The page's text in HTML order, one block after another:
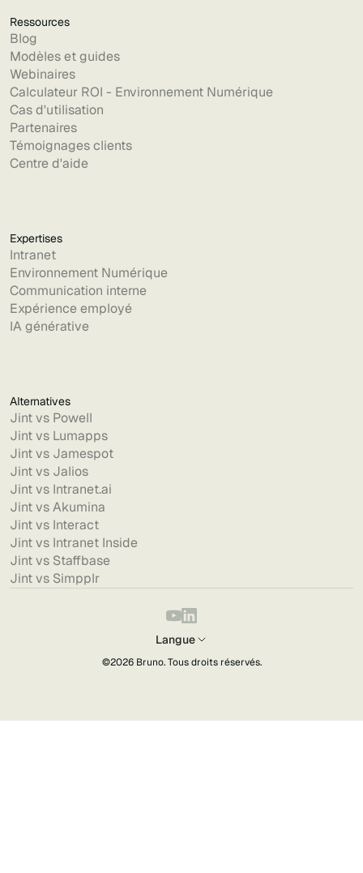
Ressources
Blog
Modèles et guides
Webinaires
Calculateur ROI - Environnement Numérique
Cas d'utilisation
Partenaires
Témoignages clients
Centre d'aide
Expertises
Intranet
Environnement Numérique
Communication interne
Expérience employé
IA générative
Alternatives
Jint vs Powell
Jint vs Lumapps
Jint vs Jamespot
Jint vs Jalios
Jint vs Intranet.ai
Jint vs Akumina
Jint vs Interact
Jint vs Intranet Inside
Jint vs Staffbase
Jint vs Simpplr
©2026 Bruno. Tous droits réservés.
Langue